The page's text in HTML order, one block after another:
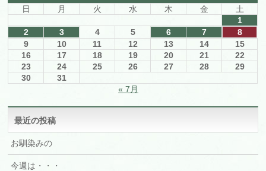
日
月 火 水 木 金
土
1
2
3 4 5 6 7
8
9
10 11 12 13 14
15
16
17 18 19 20 21
22
23
24 25 26 27 28
29
30
31
« 7月
最近の投稿
お馴染みの
今週は・・・